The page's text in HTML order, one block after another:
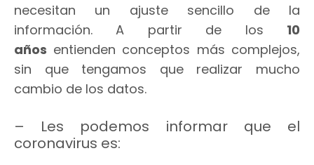
necesitan un ajuste sencillo de la
información. A partir de los 10
años entienden conceptos más complejos,
sin que tengamos que realizar mucho
cambio de los datos.
– Les podemos informar que el
coronavirus es: